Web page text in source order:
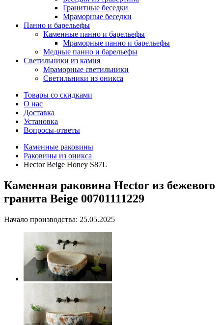
Гранитные беседки
Мраморные беседки
Панно и барельефы
Каменные панно и барельефы
Мраморные панно и барельефы
Медные панно и барельефы
Светильники из камня
Мраморные светильники
Светильники из оникса
Товары со скидками
О нас
Доставка
Установка
Вопросы-ответы
Каменные раковины
Раковины из оникса
Hector Beige Honey S87L
Каменная раковина Hector из бежевого
гранита Beige 00701111229
Начало производства: 25.05.2025